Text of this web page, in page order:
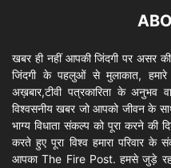
खबर ही नहीं आपकी जिंदगी पर असर
जिंदगी के पहलुओं से मुलाकात,
अख़बार,टीवी पत्रकारिता के अनुभव
विश्वसनीय खबर जो आपको जीवन के
भाग्य विधाता संकल्प को पूरा करने
करते हुए पूरा विश्व हमारा परिवार
आपका The Fire Post. हमसे जुड़े